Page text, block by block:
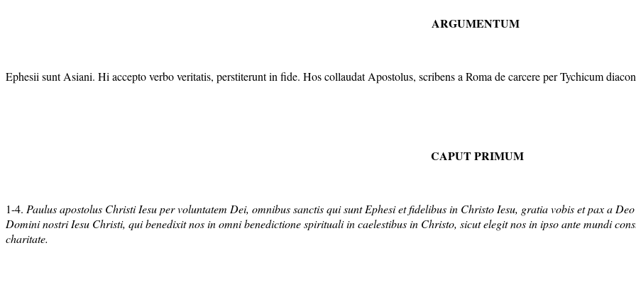
ARGUMENTUM
Ephesii sunt Asiani. Hi accepto verbo veritatis, perstiterunt in fide. Hos collaudat Apostolus, scribens a Roma de carcere per Tychicum
CAPUT PRIMUM
1-4. Paulus apostolus Christi Iesu per voluntatem Dei, omnibus sanctis qui sunt Ephesi et fidelibus in Christo Iesu, gratia vobis et pax a
Domini nostri Iesu Christi, qui benedixit nos in omni benedictione spirituali in caelestibus in Christo, sicut elegit nos in ipso ante mundi
charitate.